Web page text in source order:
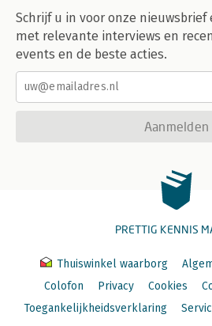
Schrijf u in voor onze
met relevante interviews en
events en de beste acties.
Aanmelden
PRETTIG KENNIS
Thuiswinkel waarborg
Colofon
Privacy Cookies
Toegankelijkheidsverklaring